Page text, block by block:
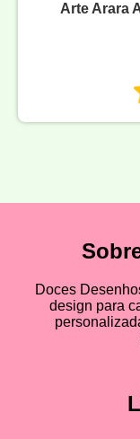
Arte Arara
Doces
design para